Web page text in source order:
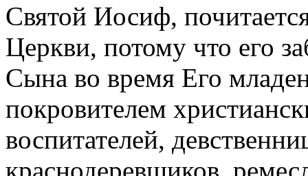
Святой Иосиф,
Церкви, потому что его
Сына во время Его
покровителем
воспитателей,
краснодеревщиков,